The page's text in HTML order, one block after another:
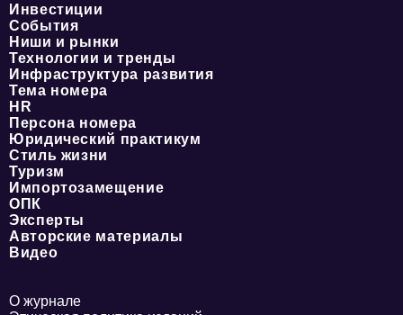
Инвестиции
События
Ниши и рынки
Технологии и тренды
Инфраструктура развития
Тема номера
HR
Персона номера
Юридический практикум
Стиль жизни
Туризм
Импортозамещение
ОПК
Эксперты
Авторские материалы
Видео
О журнале